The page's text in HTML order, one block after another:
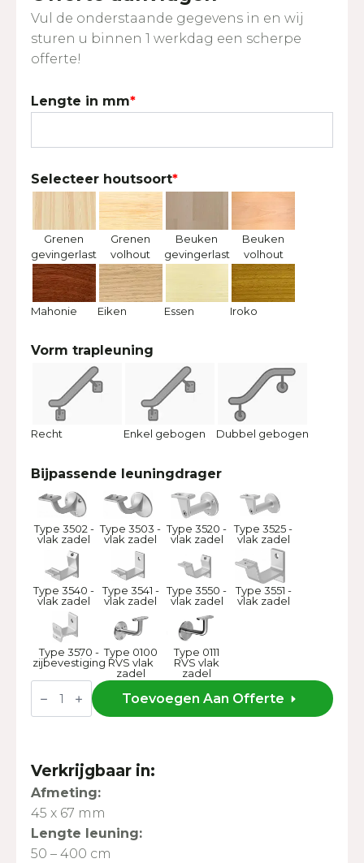
Verkrijgbaar in:
Afmeting:
45 x 67 mm
Lengte leuning:
50 – 400 cm
Vul de onderstaande gegevens in en wij
sturen u binnen 1 werkdag een scherpe
offerte!
*
Lengte in mm
*
Selecteer houtsoort
Grenen
gevingerlast
Grenen
volhout
Beuken
gevingerlast
Beuken
volhout
Mahonie Eiken Essen Iroko
Vorm trapleuning
Recht Enkel gebogen Dubbel gebogen
Bijpassende leuningdrager
Type 3502 -
vlak zadel
Type 3503 -
vlak zadel
Type 3520 -
vlak zadel
Type 3525 -
vlak zadel
Type 3540 -
vlak zadel
Type 3541 -
vlak zadel
Type 3550 -
vlak zadel
Type 3551 -
vlak zadel
Type 3570 -
zijbevestiging
Type 0100
RVS vlak
zadel
Type 0111
RVS vlak
zadel
Leuning
ML
-
Toevoegen Aan Offerte